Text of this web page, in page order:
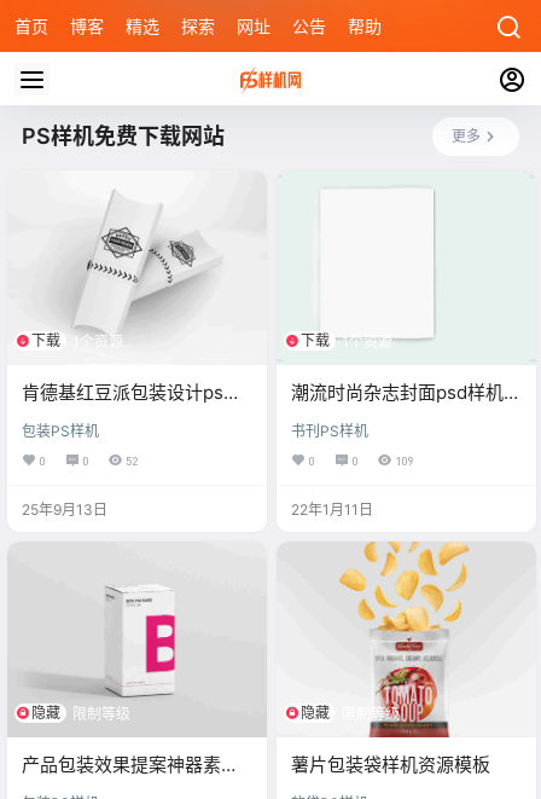
首页 博客 精选 探索 网址 公告 帮助
PS样机免费下载网站 更多
下载 1个资源
肯德基红豆派包装设计ps样
机
包装PS样机
0 0 52
25年9月13日
下载 1个资源
潮流时尚杂志封面psd样机素
材
书刊PS样机
0 0 109
22年1月11日
隐藏 限制等级
产品包装效果提案神器素材
隐藏 限制等级
薯片包装袋样机资源模板